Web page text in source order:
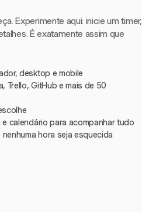
Experimente aqui: inicie um timer,
É exatamente assim que
desktop e mobile
Trello, GitHub e mais de 50
calendário para acompanhar tudo
hora seja esquecida